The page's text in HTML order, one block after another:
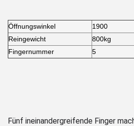
Öffnungswinkel
1900
Reingewicht
800kg
Fingernummer
5
Fünf ineinandergreifende Finger